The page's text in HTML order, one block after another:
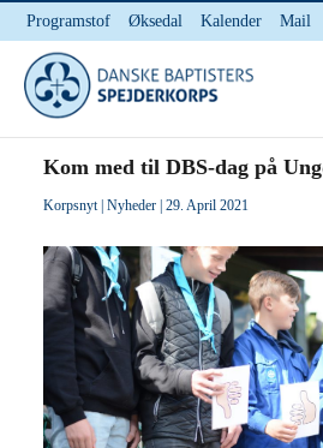
Programstof Øksedal Kalender Mail
INTERNnet
Du er her:
Kom med til DBS-dag på
Korpsnyt| Nyheder| 29. April 2021